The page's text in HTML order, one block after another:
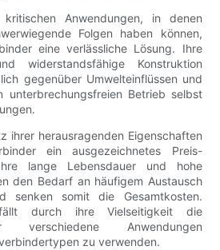
Anwendungen, in denen
Folgen haben können,
eine verlässliche Lösung. Ihre
widerstandsfähige Konstruktion
gegenüber Umwelteinflüssen und
unterbrechungsfreien Betrieb selbst
ihrer herausragenden Eigenschaften
ein ausgezeichnetes Preis-
Ihre lange Lebensdauer und hohe
den Bedarf an häufigem Austausch
senken somit die Gesamtkosten.
durch ihre Vielseitigkeit die
verschiedene Anwendungen
zu verwenden.